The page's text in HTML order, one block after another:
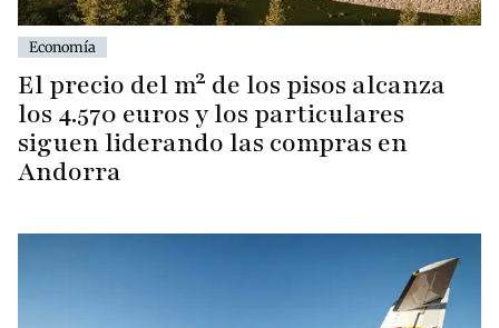
Economía
El precio del m² de los pisos alcanza
los 4.570 euros y los particulares
siguen liderando las compras en
Andorra